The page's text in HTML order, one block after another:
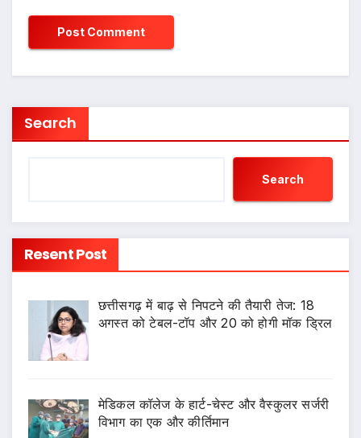
Search
Search
Resent Post
छत्तीसगढ़ में बाढ़ से निपटने की तैयारी तेज: 18
अगस्त को टेबल-टॉप और 20 को होगी मॉक ड्रिल
​मेडिकल कॉलेज के हार्ट-चेस्ट और वैस्कुलर सर्जरी
विभाग का एक और कीर्तिमान